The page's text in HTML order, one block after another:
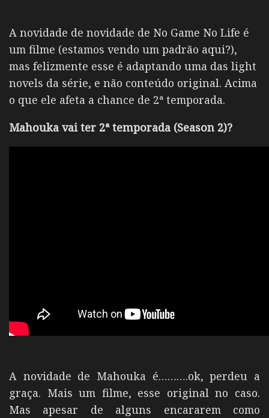
A novidade de novidade de No Game No Life é
um filme (estamos vendo um padrão aqui?),
mas felizmente esse é adaptando uma das light
novels da série, e não conteúdo original. Acima
o que ele afeta a chance de 2ª temporada.
Mahouka vai ter 2ª temporada (Season 2)?
A novidade de Mahouka é……….ok, perdeu a
graça. Mais um filme, esse original no caso.
Mas apesar de alguns encararem como